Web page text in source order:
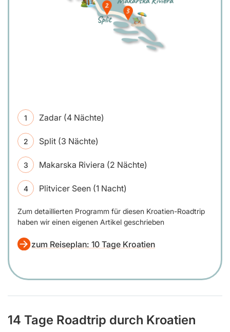
Zadar (4 Nächte)
Split (3 Nächte)
Makarska Riviera (2 Nächte)
Plitvicer Seen (1 Nacht)
Zum detaillierten Programm für diesen Kroatien-Roadtrip
haben wir einen eigenen Artikel geschrieben
zum Reiseplan: 10 Tage Kroatien
14 Tage Roadtrip durch Kroatien